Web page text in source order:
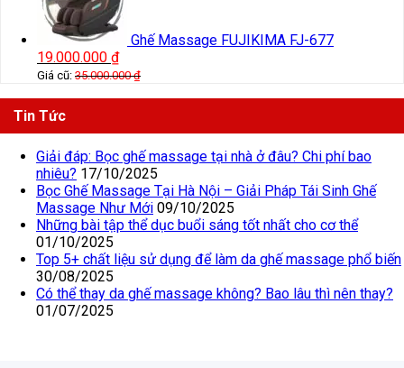
Ghế Massage FUJIKIMA FJ-677
19.000.000 ₫
Giá cũ: 35.000.000₫
Tin Tức
Giải đáp: Bọc ghế massage tại nhà ở đâu? Chi phí bao
nhiêu? 17/10/2025
Bọc Ghế Massage Tại Hà Nội – Giải Pháp Tái Sinh Ghế
Massage Như Mới 09/10/2025
Những bài tập thể dục buổi sáng tốt nhất cho cơ thể
01/10/2025
Top 5+ chất liệu sử dụng để làm da ghế massage phổ biến
30/08/2025
Có thể thay da ghế massage không? Bao lâu thì nên thay?
01/07/2025